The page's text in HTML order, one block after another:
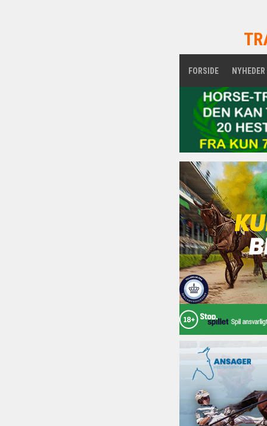
FORSIDE NYHEDER